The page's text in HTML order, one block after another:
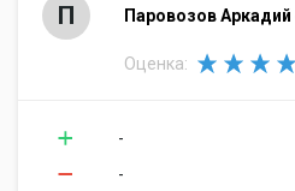
П Паровозов Аркадий
Оценка:
-
-